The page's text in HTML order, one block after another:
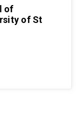
of
of St